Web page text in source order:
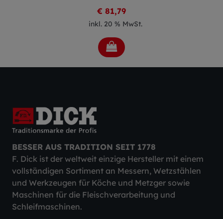
€ 81,79
inkl. 20 % MwSt.
BESSER AUS TRADITION SEIT 1778
F. Dick ist der weltweit einzige Hersteller mit einem
vollständigen Sortiment an Messern, Wetzstählen
und Werkzeugen für Köche und Metzger sowie
Maschinen für die Fleischverarbeitung und
Schleifmaschinen.